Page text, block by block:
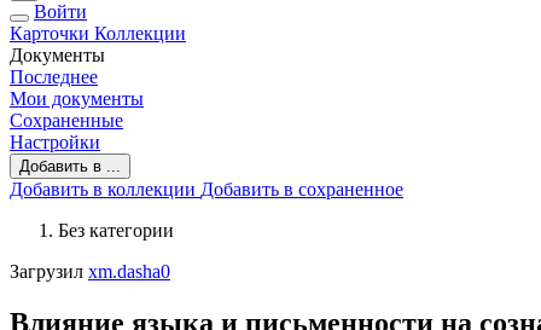
Войти
Карточки Коллекции
Документы
Последнее
Мои документы
Сохраненные
Настройки
Добавить в ...
Добавить в коллекции Добавить в сохраненное
Без категории
Загрузил xm.dasha0
Влияние языка и письменности на